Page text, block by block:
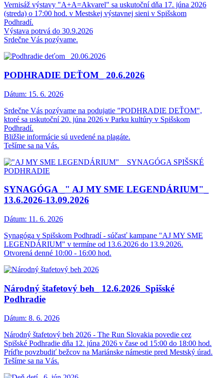
Vernisáž výstavy "A+A=Akvarel" sa uskutoční dňa 17. júna 2026
(streda) o 17:00 hod. v Mestskej výstavnej sieni v Spišskom
Podhradí.
Výstava potrvá do 30.9.2026
Srdečne Vás pozývame.
PODHRADIE DEŤOM_ 20.6.2026
Dátum: 15. 6. 2026
Srdečne Vás pozývame na podujatie "PODHRADIE DEŤOM",
ktoré sa uskutoční 20. júna 2026 v Parku kultúry v Spišskom
Podhradí.
Bližšie informácie sú uvedené na plagáte.
Tešíme sa na Vás.
SYNAGÓGA _" AJ MY SME LEGENDÁRIUM"_
13.6.2026-13.09.2026
Dátum: 11. 6. 2026
Synagóga v Spišskom Podhradí - súčasť kampane "AJ MY SME
LEGENDÁRIUM" v termíne od 13.6.2026 do 13.9.2026.
Otvorená denné 10:00 - 16:00 hod.
Národný štafetový beh_ 12.6.2026_Spišské
Podhradie
Dátum: 8. 6. 2026
Národný štafetový beh 2026 - The Run Slovakia povedie cez
Spišské Podhradie dňa 12. júna 2026 v čase od 15:00 do 18:00 hod.
Príďte povzbudiť bežcov na Mariánske námestie pred Mestský úrad.
Tešíme sa na Vás.